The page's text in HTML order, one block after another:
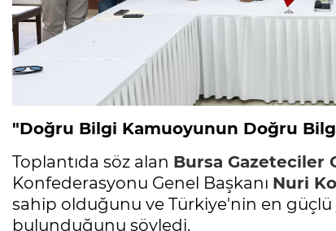
"Doğru Bilgi Kamuoyunun Doğru
Toplantıda söz alan Bursa Gazeteciler
Konfederasyonu Genel Başkanı Nuri
sahip olduğunu ve Türkiye'nin en
bulunduğunu söyledi.